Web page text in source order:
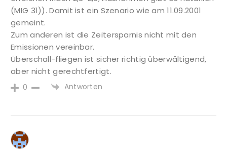
(MIG 31)). Damit ist ein Szenario wie am 11.09.2001
gemeint.
Zum anderen ist die Zeitersparnis nicht mit den
Emissionen vereinbar.
Überschall-fliegen ist sicher richtig überwältigend,
aber nicht gerechtfertigt.
0 Antworten